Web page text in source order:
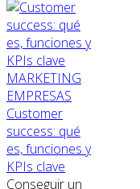
MARKETING
EMPRESAS
Customer
success: qué
es, funciones y
KPIs clave
Conseguir un